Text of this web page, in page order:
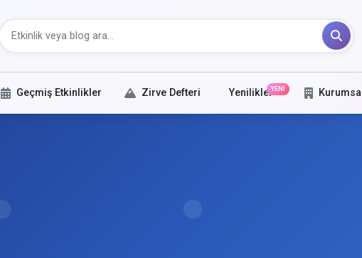
Geçmiş Etkinlikler Zirve Defteri YeniliklerYENİ Kurumsal